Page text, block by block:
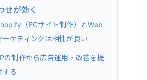
せが効く
（ECサイト制作）とWeb
ーケティングは相性が良い
の制作から広告運用・改善を提
する